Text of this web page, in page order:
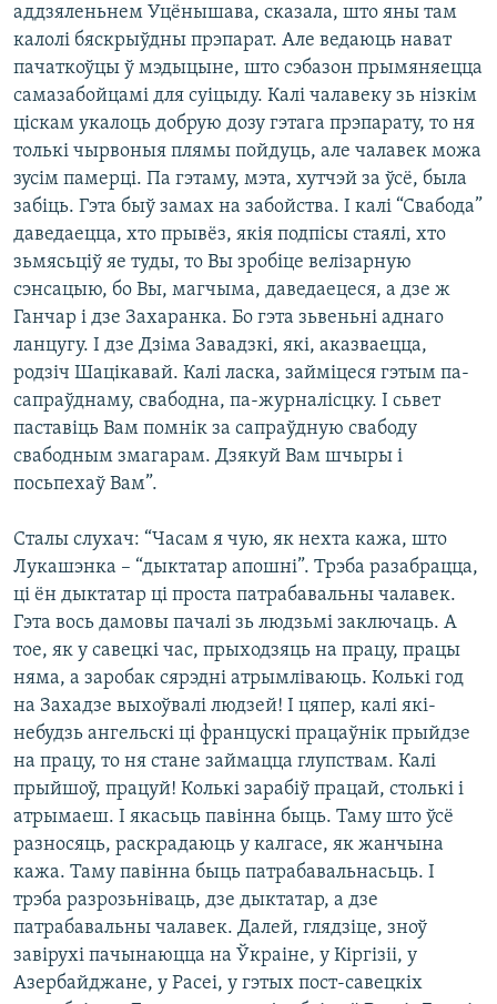
аддзяленьнем Уцёнышава, сказала, што яны там
калолі бяскрыўдны прэпарат. Але ведаюць нават
пачаткоўцы ў мэдыцыне, што сэбазон прымяняецца
самазабойцамі для суіцыду. Калі чалавеку зь нізкім
ціскам укалоць добрую дозу гэтага прэпарату, то ня
толькі чырвоныя плямы пойдуць, але чалавек можа
зусім памерці. Па гэтаму, мэта, хутчэй за ўсё, была
забіць. Гэта быў замах на забойства. І калі “Свабода”
даведаецца, хто прывёз, якія подпісы стаялі, хто
зьмясьціў яе туды, то Вы зробіце велізарную
сэнсацыю, бо Вы, магчыма, даведаецеся, а дзе ж
Ганчар і дзе Захаранка. Бо гэта зьвеньні аднаго
ланцугу. І дзе Дзіма Завадзкі, які, аказваецца,
родзіч Шацікавай. Калі ласка, займіцеся гэтым па-
сапраўднаму, свабодна, па-журналісцку. І сьвет
паставіць Вам помнік за сапраўдную свабоду
свабодным змагарам. Дзякуй Вам шчыры і
посьпехаў Вам”.
Сталы слухач: “Часам я чую, як нехта кажа, што
Лукашэнка – “дыктатар апошні”. Трэба разабрацца,
ці ён дыктатар ці проста патрабавальны чалавек.
Гэта вось дамовы пачалі зь людзьмі заключаць. А
тое, як у савецкі час, прыходзяць на працу, працы
няма, а заробак сярэдні атрымліваюць. Колькі год
на Захадзе выхоўвалі людзей! І цяпер, калі які-
небудзь ангельскі ці францускі працаўнік прыйдзе
на працу, то ня стане займацца глупствам. Калі
прыйшоў, працуй! Колькі зарабіў працай, столькі і
атрымаеш. І якасьць павінна быць. Таму што ўсё
разносяць, раскрадаюць у калгасе, як жанчына
кажа. Таму павінна быць патрабавальнасьць. І
трэба разрозьніваць, дзе дыктатар, а дзе
патрабавальны чалавек. Далей, глядзіце, зноў
завірухі пачынаюцца на Ўкраіне, у Кіргізіі, у
Азербайджане, у Расеі, у гэтых пост-савецкіх